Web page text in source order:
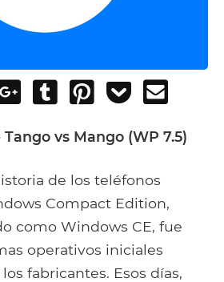
Share
Google+
Post
Tumblr
Pin
Add
Pocket
vs Mango (WP 7.5)
de los teléfonos
Compact Edition,
como Windows CE, fue
operativos iniciales
fabricantes. Esos días,